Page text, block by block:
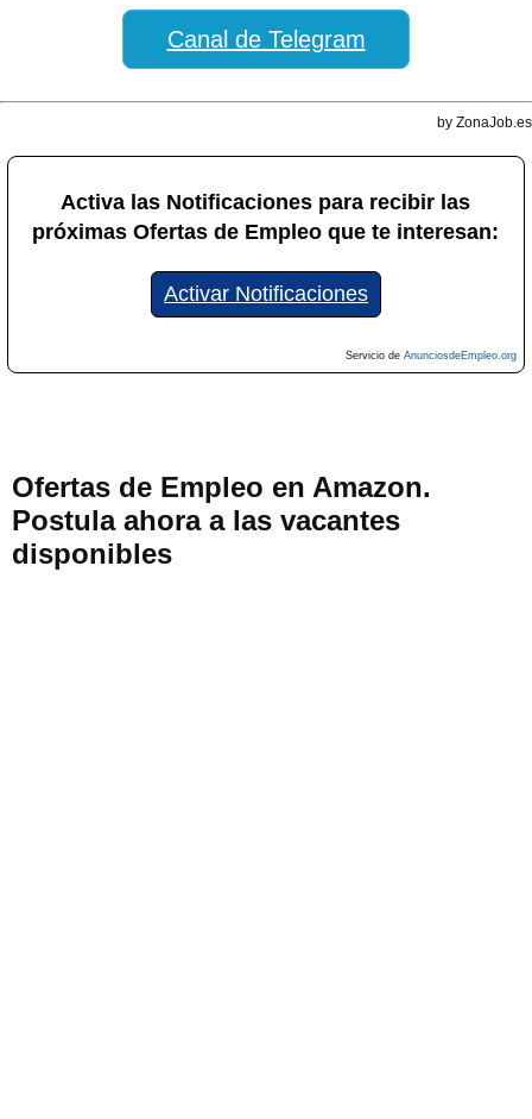
Canal de Telegram
by ZonaJob.es
Activa las Notificaciones para recibir las
próximas Ofertas de Empleo que te interesan:
Activar Notificaciones
Servicio de AnunciosdeEmpleo.org
Ofertas de Empleo en Amazon.
Postula ahora a las vacantes
disponibles